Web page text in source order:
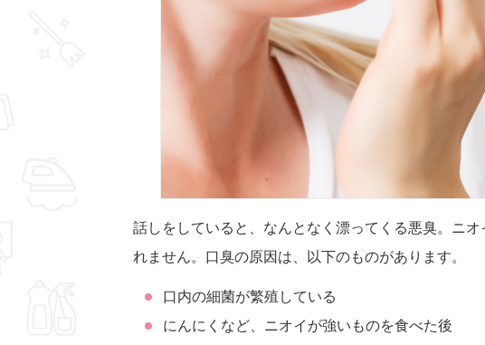
話しをしていると、なんとなく漂ってくる悪臭。ニ
れません。口臭の原因は、以下のものがあります。
口内の細菌が繁殖している
にんにくなど、ニオイが強いものを食べた後